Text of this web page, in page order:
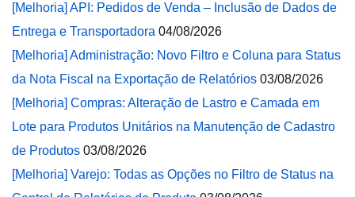
[Melhoria] API: Pedidos de Venda – Inclusão de Dados de
Entrega e Transportadora 04/08/2026
[Melhoria] Administração: Novo Filtro e Coluna para Status
da Nota Fiscal na Exportação de Relatórios 03/08/2026
[Melhoria] Compras: Alteração de Lastro e Camada em
Lote para Produtos Unitários na Manutenção de Cadastro
de Produtos 03/08/2026
[Melhoria] Varejo: Todas as Opções no Filtro de Status na